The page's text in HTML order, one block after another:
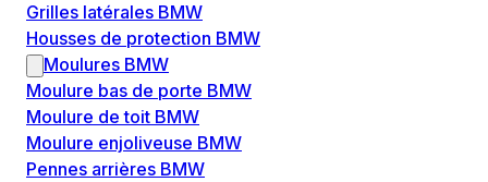
Grilles latérales BMW
Housses de protection BMW
Moulures BMW
Moulure bas de porte BMW
Moulure de toit BMW
Moulure enjoliveuse BMW
Pennes arrières BMW